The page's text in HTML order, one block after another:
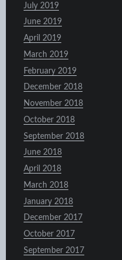
July 2019
June 2019
April 2019
March 2019
February 2019
December 2018
November 2018
October 2018
September 2018
June 2018
April 2018
March 2018
January 2018
December 2017
October 2017
September 2017